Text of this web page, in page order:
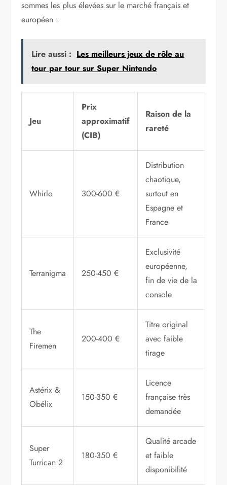
sommes les plus élevées sur le marché français et
européen :
Lire aussi : Les meilleurs jeux de rôle au
tour par tour sur Super Nintendo
Jeu
Prix
approximatif
(CIB)
Raison de la
rareté
Whirlo 300-600 €
Distribution
chaotique,
surtout en
Espagne et
France
Terranigma 250-450 €
Exclusivité
européenne,
fin de vie de la
console
The
Firemen
200-400 €
Titre original
avec faible
tirage
Astérix &
Obélix
150-350 €
Licence
française très
demandée
Super
Turrican 2
180-350 €
Qualité arcade
et faible
disponibilité